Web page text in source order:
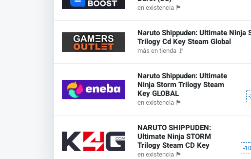
en existencia 🏴
Naruto Shippuden: Ultimate Ninja
Trilogy Cd Key Steam Global
más en tienda 🚩
Naruto Shippuden: Ultimate
Ninja Storm Trilogy Steam
Key GLOBAL
en existencia 🏴
NARUTO SHIPPUDEN:
Ultimate Ninja STORM
Trilogy Steam CD Key
en existencia 🏴
-